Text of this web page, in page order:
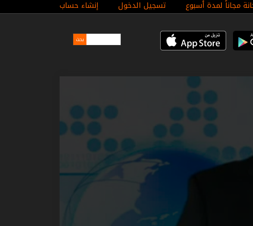
مجاناً لمدة أسبوع تسجيل الدخول إنشاء حساب